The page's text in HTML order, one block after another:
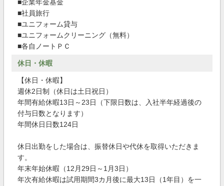
■企業年金基金
■社員旅行
■ユニフォーム貸与
■ユニフォームクリーニング（無料）
■各自ノートＰＣ
休日・休暇
【休日・休暇】
週休2日制（休日は土日祝日）
年間有給休暇13日～23日（下限日数は、入社半年経過後の
付与日数となります）
年間休日日数124日
休日出勤をした場合は、振替休日や代休を取得いただきま
す。
年末年始休暇（12月29日～1月3日）
年次有給休暇は試用期間3カ月後に最大13日（1年目）を一